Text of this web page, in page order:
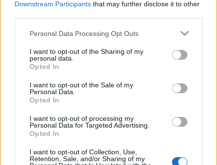
Downstream Participants that may further disclose it to other
Please note that this website/app uses one or more Google
not limited to your visit or usage behaviour. You may click to
grant or deny consent to Google and its third-party tags to
use your data for below specified purposes in below Google
consent section.
Personal Data Processing Opt Outs
I want to opt-out of the Sharing of my
personal data.
Opted In
I want to opt-out of the Sale of my
Personal Data.
Opted In
I want to opt-out of processing my
Personal Data for Targeted Advertising.
Opted In
I want to opt-out of Collection, Use,
Retention, Sale, and/or Sharing of my
Paolo Pinna